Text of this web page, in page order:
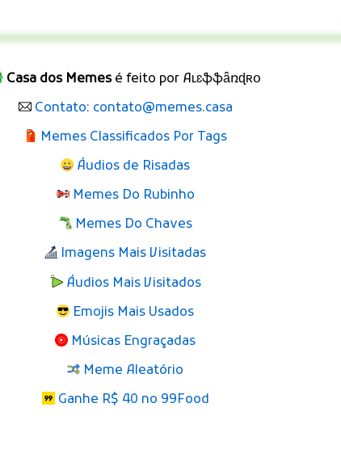
Casa dos Memesé feito por Aʟɛֆֆǟռɖʀօ
Contato: contato@memes.casa
Memes Classificados Por Tags
Áudios de Risadas
Memes Do Rubinho
Memes Do Chaves
Imagens Mais Visitadas
Áudios Mais Visitados
Emojis Mais Usados
Músicas Engraçadas
Meme Aleatório
Ganhe R$ 40 no 99Food